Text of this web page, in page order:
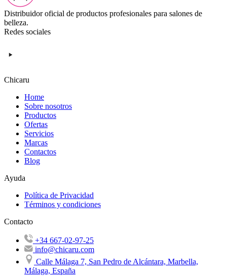
Distribuidor oficial de productos profesionales para salones de
belleza.
Redes sociales
Chicaru
Home
Sobre nosotros
Productos
Ofertas
Servicios
Marcas
Contactos
Blog
Ayuda
Política de Privacidad
Términos y condiciones
Contacto
+34 667-02-97-25
info@chicaru.com
Calle Málaga 7, San Pedro de Alcántara, Marbella,
Málaga, España